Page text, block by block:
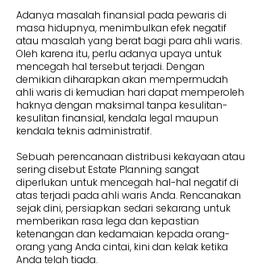
Adanya masalah finansial pada pewaris di
masa hidupnya, menimbulkan efek negatif
atau masalah yang berat bagi para ahli waris.
Oleh karena itu, perlu adanya upaya untuk
mencegah hal tersebut terjadi. Dengan
demikian diharapkan akan mempermudah
ahli waris di kemudian hari dapat memperoleh
haknya dengan maksimal tanpa kesulitan-
kesulitan finansial, kendala legal maupun
kendala teknis administratif.
Sebuah perencanaan distribusi kekayaan atau
sering disebut Estate Planning sangat
diperlukan untuk mencegah hal-hal negatif di
atas terjadi pada ahli waris Anda. Rencanakan
sejak dini, persiapkan sedari sekarang untuk
memberikan rasa lega dan kepastian
ketenangan dan kedamaian kepada orang-
orang yang Anda cintai, kini dan kelak ketika
Anda telah tiada.